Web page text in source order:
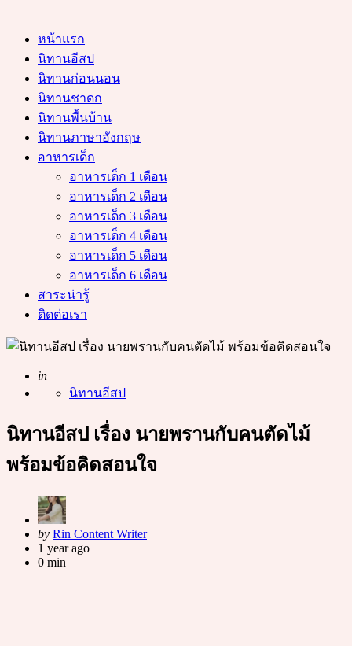
หน้าแรก
นิทานอีสป
นิทานก่อนนอน
นิทานชาดก
นิทานพื้นบ้าน
นิทานภาษาอังกฤษ
อาหารเด็ก
อาหารเด็ก 1 เดือน
อาหารเด็ก 2 เดือน
อาหารเด็ก 3 เดือน
อาหารเด็ก 4 เดือน
อาหารเด็ก 5 เดือน
อาหารเด็ก 6 เดือน
สาระน่ารู้
ติดต่อเรา
Posted
in
นิทานอีสป
นิทานอีสป เรื่อง นายพรานกับคนตัดไม้
พร้อมข้อคิดสอนใจ
Posted
by
by Rin Content Writer
1 year ago
0 min